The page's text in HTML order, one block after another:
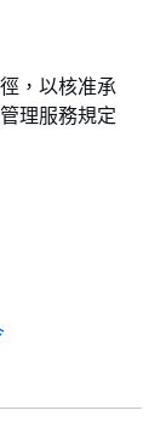
，以核准承
理服務規定